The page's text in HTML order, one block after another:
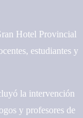
Hotel Provincial
estudiantes y
la intervención
y profesores de